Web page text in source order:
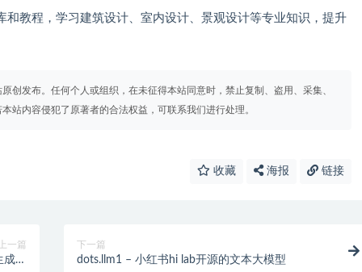
和教程，学习建筑设计、室内设计、景观设计等专业知识，提升
创发布。任何个人或组织，在未征得本站同意时，禁止复制、盗用、采集、
站内容侵犯了原著者的合法权益，可联系我们进行处理。
收藏 海报 链接
一篇
与
下一篇
dots.llm1 – 小红书hi lab开源的文本大模型